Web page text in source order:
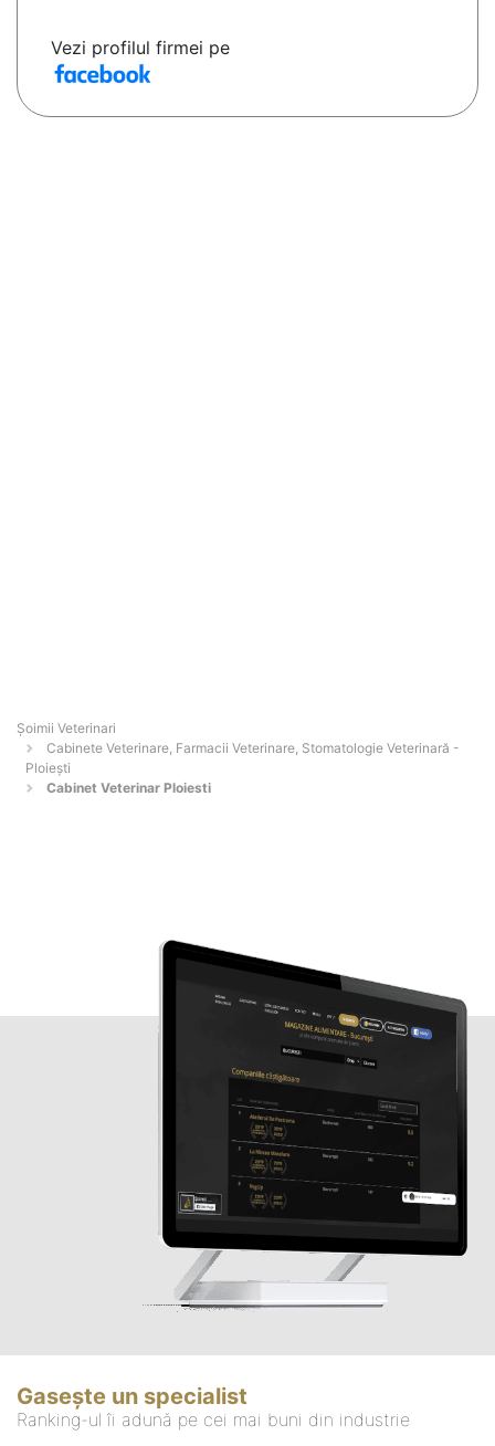
Vezi profilul firmei pe
Șoimii Veterinari
Cabinete Veterinare, Farmacii Veterinare, Stomatologie Veterinară -
Ploieşti
Cabinet Veterinar Ploiesti
Gasește un specialist
Ranking-ul îi adună pe cei mai buni din industrie